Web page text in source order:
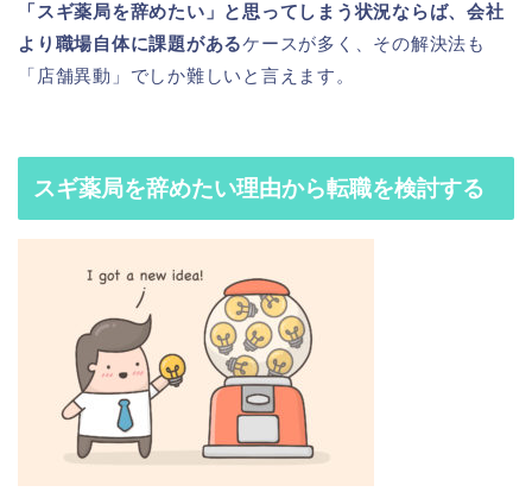
「スギ薬局を辞めたい」と思ってしまう状況ならば、会社
より職場自体に課題があるケースが多く、その解決法も
「店舗異動」でしか難しいと言えます。
スギ薬局を辞めたい理由から転職を検討する